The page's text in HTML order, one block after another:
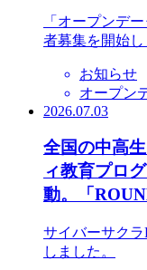
「オープンデ
者募集を開始し
お知らせ
オープン
2026.07.03
全国の中高
ィ教育プロ
動。「
サイバーサク
しました。